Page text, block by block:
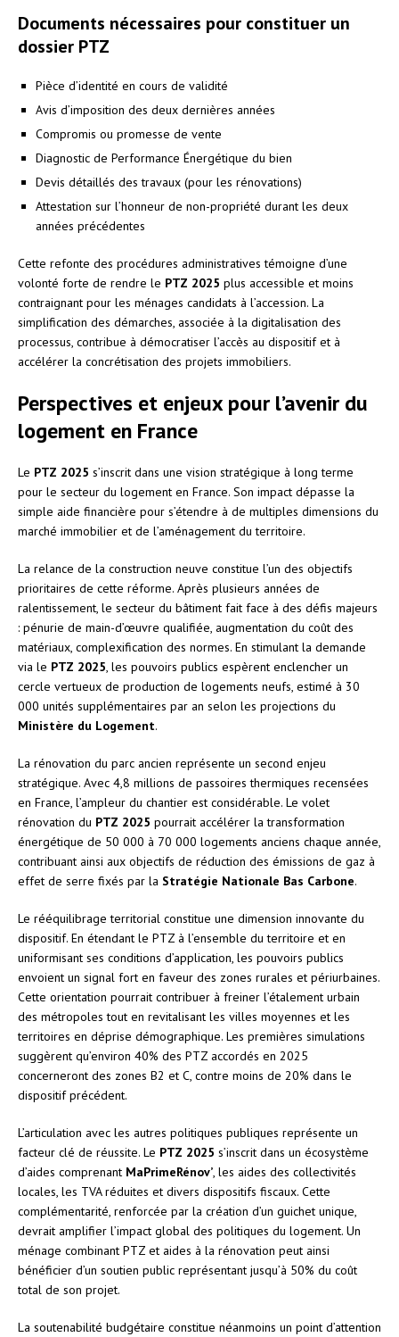
Documents nécessaires pour constituer un
dossier PTZ
Pièce d’identité en cours de validité
Avis d’imposition des deux dernières années
Compromis ou promesse de vente
Diagnostic de Performance Énergétique du bien
Devis détaillés des travaux (pour les rénovations)
Attestation sur l’honneur de non-propriété durant les deux
années précédentes
Cette refonte des procédures administratives témoigne d’une
volonté forte de rendre le PTZ 2025 plus accessible et moins
contraignant pour les ménages candidats à l’accession. La
simplification des démarches, associée à la digitalisation des
processus, contribue à démocratiser l’accès au dispositif et à
accélérer la concrétisation des projets immobiliers.
Perspectives et enjeux pour l’avenir du
logement en France
Le PTZ 2025 s’inscrit dans une vision stratégique à long terme
pour le secteur du logement en France. Son impact dépasse la
simple aide financière pour s’étendre à de multiples dimensions du
marché immobilier et de l’aménagement du territoire.
La relance de la construction neuve constitue l’un des objectifs
prioritaires de cette réforme. Après plusieurs années de
ralentissement, le secteur du bâtiment fait face à des défis majeurs
: pénurie de main-d’œuvre qualifiée, augmentation du coût des
matériaux, complexification des normes. En stimulant la demande
via le PTZ 2025 , les pouvoirs publics espèrent enclencher un
cercle vertueux de production de logements neufs, estimé à 30
000 unités supplémentaires par an selon les projections du
Ministère du Logement.
La rénovation du parc ancien représente un second enjeu
stratégique. Avec 4,8 millions de passoires thermiques recensées
en France, l’ampleur du chantier est considérable. Le volet
rénovation du PTZ 2025 pourrait accélérer la transformation
énergétique de 50 000 à 70 000 logements anciens chaque année,
contribuant ainsi aux objectifs de réduction des émissions de gaz à
effet de serre fixés par la Stratégie Nationale Bas Carbone.
Le rééquilibrage territorial constitue une dimension innovante du
dispositif. En étendant le PTZ à l’ensemble du territoire et en
uniformisant ses conditions d’application, les pouvoirs publics
envoient un signal fort en faveur des zones rurales et périurbaines.
Cette orientation pourrait contribuer à freiner l’étalement urbain
des métropoles tout en revitalisant les villes moyennes et les
territoires en déprise démographique. Les premières simulations
suggèrent qu’environ 40% des PTZ accordés en 2025
concerneront des zones B2 et C, contre moins de 20% dans le
dispositif précédent.
L’articulation avec les autres politiques publiques représente un
facteur clé de réussite. Le PTZ 2025 s’inscrit dans un écosystème
d’aides comprenant MaPrimeRénov’ , les aides des collectivités
locales, les TVA réduites et divers dispositifs fiscaux. Cette
complémentarité, renforcée par la création d’un guichet unique,
devrait amplifier l’impact global des politiques du logement. Un
ménage combinant PTZ et aides à la rénovation peut ainsi
bénéficier d’un soutien public représentant jusqu’à 50% du coût
total de son projet.
La soutenabilité budgétaire constitue néanmoins un point d’attention